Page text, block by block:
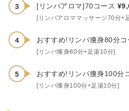
[リンパアロマ]70コース
[リンパアロママッサージ70分+
おすすめ!リンパ痩身80分
[リンパ痩身80分+足湯10分]
おすすめ!リンパ痩身100分
[リンパ痩身100分+足湯10分]